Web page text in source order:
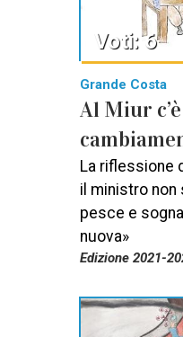
Grande Costa
Al Miur
La riflessione
il ministro non
pesce e
nuova»
Edizione 2021-
Voti: 6